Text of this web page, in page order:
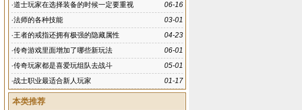
06-16
·道士玩家在选择装备的时候一定要重视
03-01
·法师的各种技能
04-23
·王者的戒指还拥有极强的隐藏属性
06-01
·传奇游戏里面增加了哪些新玩法
05-01
·传奇玩家都是喜爱玩组队去战斗
01-17
·战士职业最适合新人玩家
本类推荐